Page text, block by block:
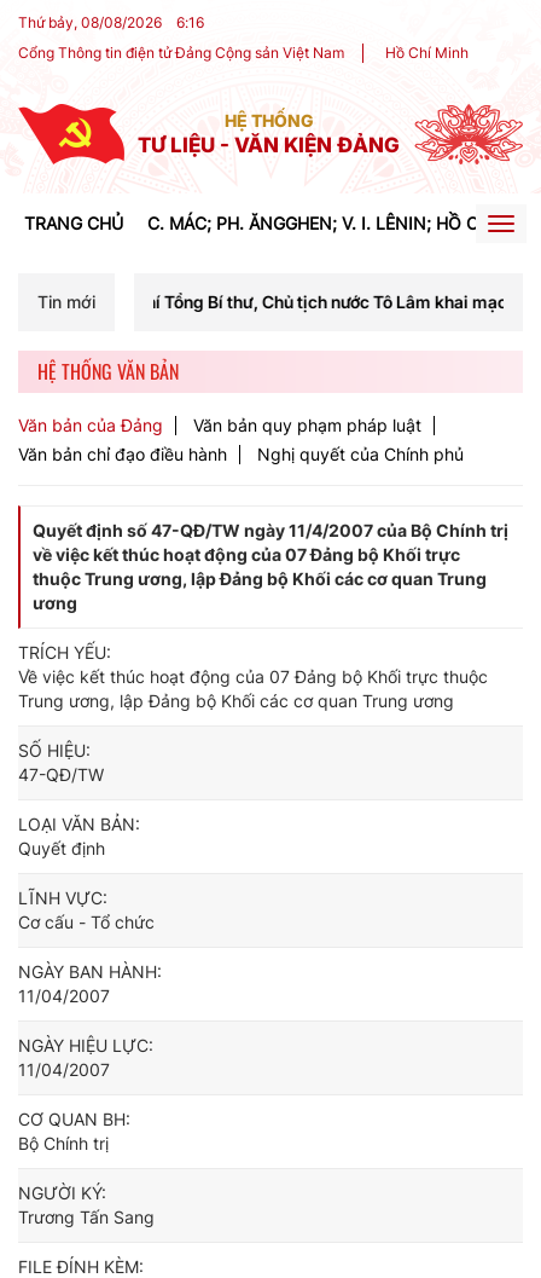
Thứ bảy, 08/08/2026 6:16
Cổng Thông tin điện tử Đảng Cộng sản Việt Nam
Hồ Chí Minh
HỆ THỐNG
TƯ LIỆU - VĂN KIỆN ĐẢNG
TRANG CHỦ C. MÁC; PH. ĂNGGHEN; V. I. LÊNIN; HỒ CHÍ
Tin mới
Tổng Bí thư, Chủ tịch nước Tô Lâm khai mạc Hội nghị Trung ương
HỆ THỐNG VĂN BẢN
Văn bản của Đảng
Văn bản quy phạm pháp luật
Văn bản chỉ đạo điều hành
Nghị quyết của Chính phủ
Quyết định số 47-QĐ/TW ngày 11/4/2007 của Bộ Chính trị
về việc kết thúc hoạt động của 07 Đảng bộ Khối trực
thuộc Trung ương, lập Đảng bộ Khối các cơ quan Trung
ương
TRÍCH YẾU:
Về việc kết thúc hoạt động của 07 Đảng bộ Khối trực thuộc
Trung ương, lập Đảng bộ Khối các cơ quan Trung ương
SỐ HIỆU:
47-QĐ/TW
LOẠI VĂN BẢN:
Quyết định
LĨNH VỰC:
Cơ cấu - Tổ chức
NGÀY BAN HÀNH:
11/04/2007
NGÀY HIỆU LỰC:
11/04/2007
CƠ QUAN BH:
Bộ Chính trị
NGƯỜI KÝ:
Trương Tấn Sang
FILE ĐÍNH KÈM: